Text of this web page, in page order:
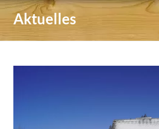
Aktuelles